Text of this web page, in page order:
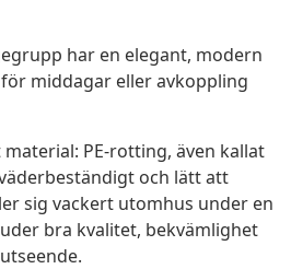
har en elegant, modern
middagar eller avkoppling
PE-rotting, även kallat
och lätt att
sig vackert utomhus under en
bra kvalitet, bekvämlighet